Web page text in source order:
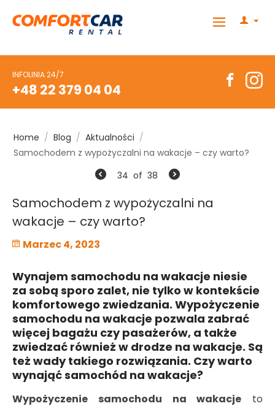
INFOLINIA 24/7
+48 22 379 04 04
Home / Blog / Aktualności /
Samochodem z wypożyczalni na wakacje – czy warto?
34 of 38
Samochodem z wypożyczalni na
wakacje – czy warto?
Marzec 4, 2023
Wynajem samochodu na wakacje niesie
za sobą sporo zalet, nie tylko w kontekście
komfortowego zwiedzania. Wypożyczenie
samochodu na wakacje pozwala zabrać
więcej bagażu czy pasażerów, a także
zwiedzać również w drodze na wakacje. Są
też wady takiego rozwiązania. Czy warto
wynająć samochód na wakacje?
Wypożyczenie samochodu na wakacje to